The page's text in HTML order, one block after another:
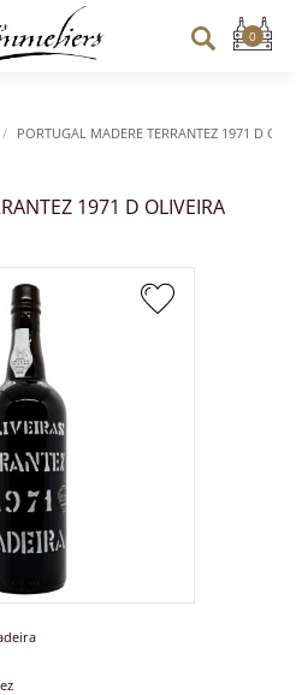
PORTUGAL MADERE TERRANTEZ 1971 D
1971 D OLIVEIRA